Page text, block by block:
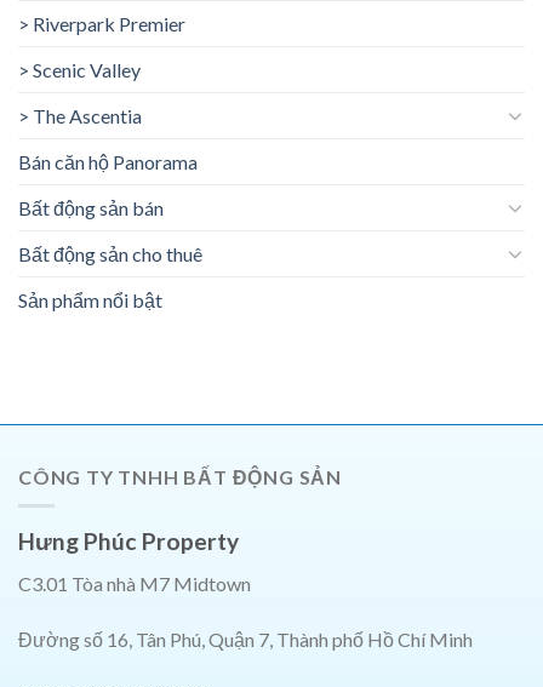
> Riverpark Premier
> Scenic Valley
> The Ascentia
Bán căn hộ Panorama
Bất động sản bán
Bất động sản cho thuê
Sản phẩm nổi bật
CÔNG TY TNHH BẤT ĐỘNG SẢN
Hưng Phúc Property
C3.01 Tòa nhà M7 Midtown
Đường số 16, Tân Phú, Quận 7, Thành phố Hồ Chí Minh